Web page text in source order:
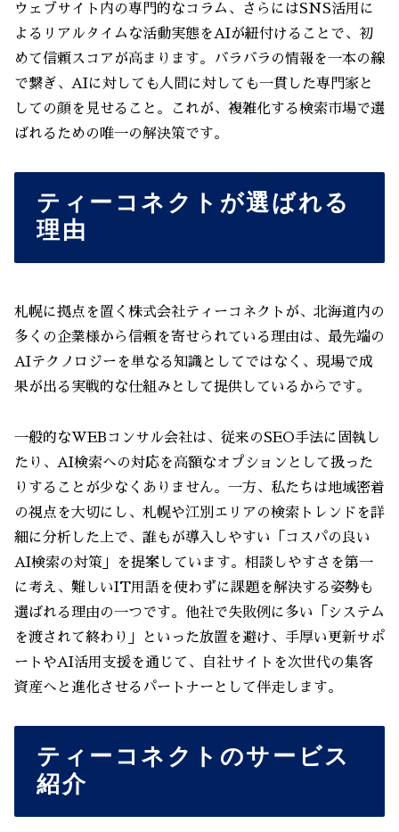
ウェブサイト内の専門的なコラム、さらにはSNS活用に
よるリアルタイムな活動実態をAIが紐付けることで、初
めて信頼スコアが高まります。バラバラの情報を一本の線
で繋ぎ、AIに対しても人間に対しても一貫した専門家と
しての顔を見せること。これが、複雑化する検索市場で選
ばれるための唯一の解決策です。
ティーコネクトが選ばれる
理由
札幌に拠点を置く株式会社ティーコネクトが、北海道内の
多くの企業様から信頼を寄せられている理由は、最先端の
AIテクノロジーを単なる知識としてではなく、現場で成
果が出る実戦的な仕組みとして提供しているからです。
一般的なWEBコンサル会社は、従来のSEO手法に固執し
たり、AI検索への対応を高額なオプションとして扱った
りすることが少なくありません。一方、私たちは地域密着
の視点を大切にし、札幌や江別エリアの検索トレンドを詳
細に分析した上で、誰もが導入しやすい「コスパの良い
AI検索の対策」を提案しています。相談しやすさを第一
に考え、難しいIT用語を使わずに課題を解決する姿勢も
選ばれる理由の一つです。他社で失敗例に多い「システム
を渡されて終わり」といった放置を避け、手厚い更新サポ
ートやAI活用支援を通じて、自社サイトを次世代の集客
資産へと進化させるパートナーとして伴走します。
ティーコネクトのサービス
紹介